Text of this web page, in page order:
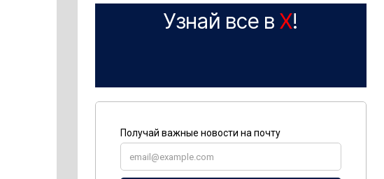
Узнай все в X!